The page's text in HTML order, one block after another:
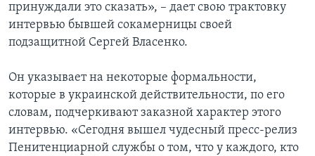
принуждали это сказать», – дает свою трактовку
интервью бывшей сокамерницы своей
подзащитной Сергей Власенко.
Он указывает на некоторые формальности,
которые в украинской действительности, по его
словам, подчеркивают заказной характер этого
интервью. «Сегодня вышел чудесный пресс-релиз
Пенитенциарной службы о том, что у каждого, кто